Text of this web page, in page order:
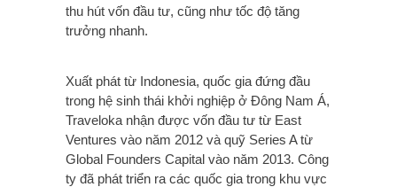
thu hút vốn đầu tư, cũng như tốc độ tăng
trưởng nhanh.
Xuất phát từ Indonesia, quốc gia đứng đầu
trong hệ sinh thái khởi nghiệp ở Đông Nam Á,
Traveloka nhận được vốn đầu tư từ East
Ventures vào năm 2012 và quỹ Series A từ
Global Founders Capital vào năm 2013. Công
ty đã phát triển ra các quốc gia trong khu vực